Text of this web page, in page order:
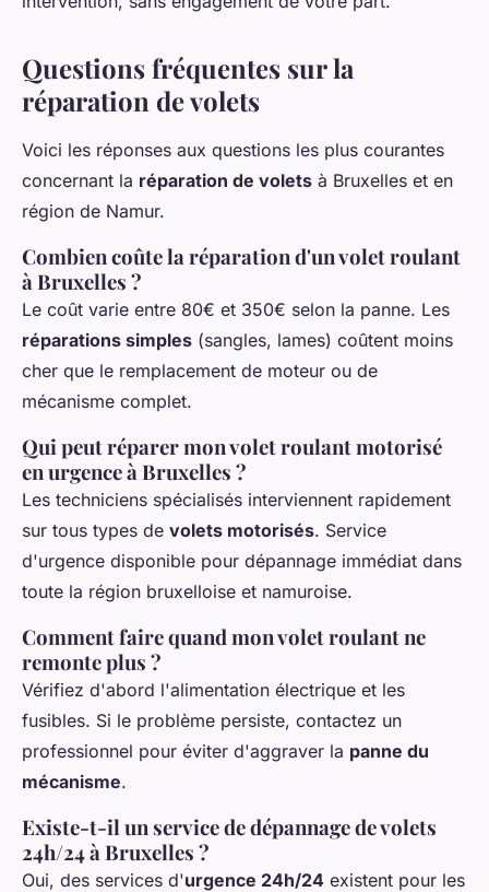
Questions fréquentes sur la
réparation de volets
Voici les réponses aux questions les plus courantes
concernant la réparation de volets à Bruxelles et en
région de Namur.
Combien coûte la réparation d'un volet roulant
à Bruxelles ?
Le coût varie entre 80€ et 350€ selon la panne. Les
réparations simples (sangles, lames) coûtent moins
cher que le remplacement de moteur ou de
mécanisme complet.
Qui peut réparer mon volet roulant motorisé
en urgence à Bruxelles ?
Les techniciens spécialisés interviennent rapidement
sur tous types de volets motorisés. Service
d'urgence disponible pour dépannage immédiat dans
toute la région bruxelloise et namuroise.
Comment faire quand mon volet roulant ne
remonte plus ?
Vérifiez d'abord l'alimentation électrique et les
fusibles. Si le problème persiste, contactez un
professionnel pour éviter d'aggraver la panne du
mécanisme.
Existe-t-il un service de dépannage de volets
24h/24 à Bruxelles ?
Oui, des services d'urgence 24h/24 existent pour les